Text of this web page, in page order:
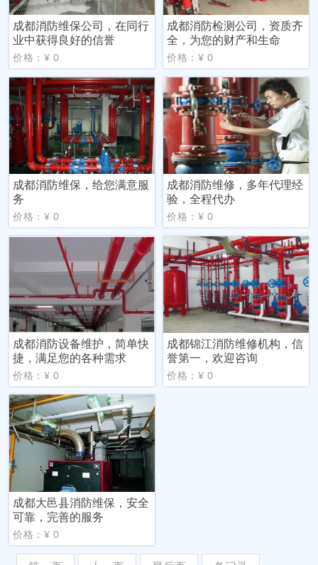
成都消防维保公司，在同行
业中获得良好的信誉
价格：¥ 0
成都消防检测公司，资质齐
全，为您的财产和生命
价格：¥ 0
成都消防维保，给您满意服
务
价格：¥ 0
成都消防维修，多年代理经
验，全程代办
价格：¥ 0
成都消防设备维护，简单快
捷，满足您的各种需求
价格：¥ 0
成都锦江消防维修机构，信
誉第一，欢迎咨询
价格：¥ 0
成都大邑县消防维保，安全
可靠，完善的服务
价格：¥ 0